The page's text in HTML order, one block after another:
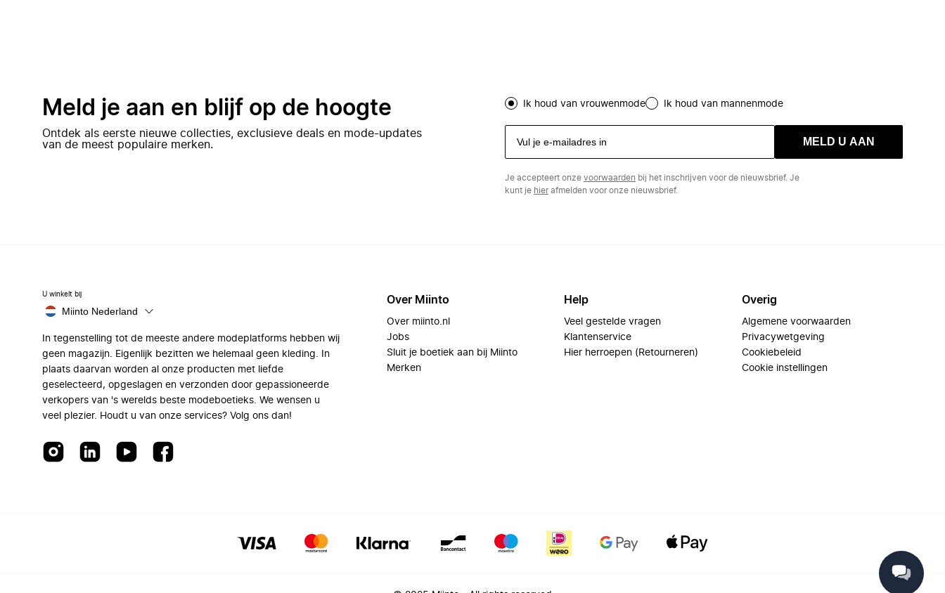
Meld je aan en blijf op de hoogte
Ontdek als eerste nieuwe collecties, exclusieve deals en mode-updates
van de meest populaire merken.
Ik houd van vrouwenmode Ik houd van mannenmode
MELD U AAN
Je accepteert onze voorwaarden bij het inschrijven voor de nieuwsbrief. Je
kunt je hierafmelden voor onze nieuwsbrief.
U winkelt bij
Miinto Nederland
In tegenstelling tot de meeste andere modeplatforms hebben wij
geen magazijn. Eigenlijk bezitten we helemaal geen kleding. In
plaats daarvan worden al onze producten met liefde
geselecteerd, opgeslagen en verzonden door gepassioneerde
verkopers van 's werelds beste modeboetieks. We wensen u
veel plezier. Houdt u van onze services? Volg ons dan!
Over Miinto
Over miinto.nl
Jobs
Sluit je boetiek aan bij Miinto
Merken
Help
Veel gestelde vragen
Klantenservice
Hier herroepen (Retourneren)
Overig
Algemene voorwaarden
Privacywetgeving
Cookiebeleid
Cookie instellingen